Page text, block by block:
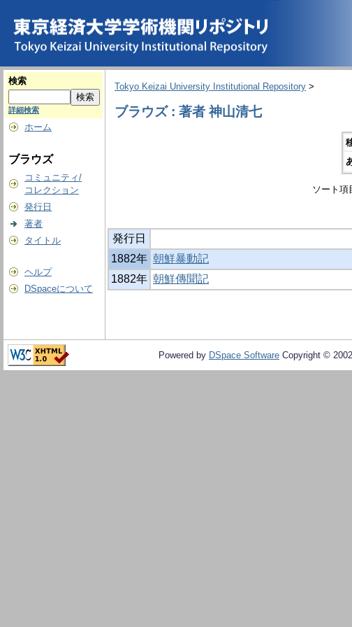
検索
詳細検索
ホーム
ブラウズ
コミュニティ/
コレクション
発行日
著者
タイトル
ヘルプ
DSpaceについて
Tokyo Keizai University Institutional Repository >
ブラウズ : 著者 神山清七
ソート項
発行日
1882年 朝鮮暴動記
1882年 朝鮮傳聞記
Powered by DSpace Software Copyright ©